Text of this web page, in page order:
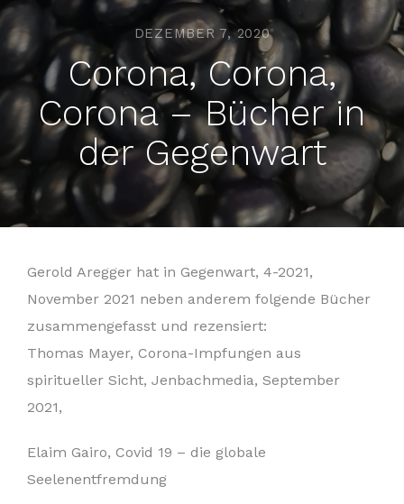
DEZEMBER 7, 2020
Corona, Corona,
Corona – Bücher in
der Gegenwart
Gerold Aregger hat in Gegenwart, 4-2021,
November 2021 neben anderem folgende Bücher
zusammengefasst und rezensiert:
Thomas Mayer, Corona-Impfungen aus
spiritueller Sicht, Jenbachmedia, September
2021,
Elaim Gairo, Covid 19 – die globale
Seelenentfremdung